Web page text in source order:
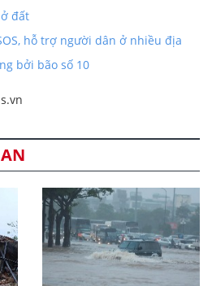
đất
hỗ trợ người dân ở nhiều địa
bởi bão số 10